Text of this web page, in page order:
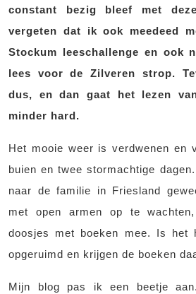
constant bezig bleef met
vergeten dat ik ook meedeed
Stockum leeschallenge en ook
lees voor de Zilveren strop.
dus, en dan gaat het lezen
minder hard.
Het mooie weer is verdwenen en
buien en twee stormachtige
naar de familie in Friesland
met open armen op te
doosjes met boeken mee. Is het
opgeruimd en krijgen de boeken
Mijn blog pas ik een beetje